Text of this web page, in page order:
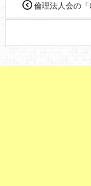
倫理法人会の